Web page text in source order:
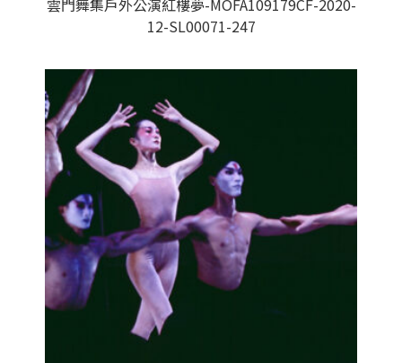
雲門舞集戶外公演紅樓夢-MOFA109179CF-2020-
12-SL00071-247